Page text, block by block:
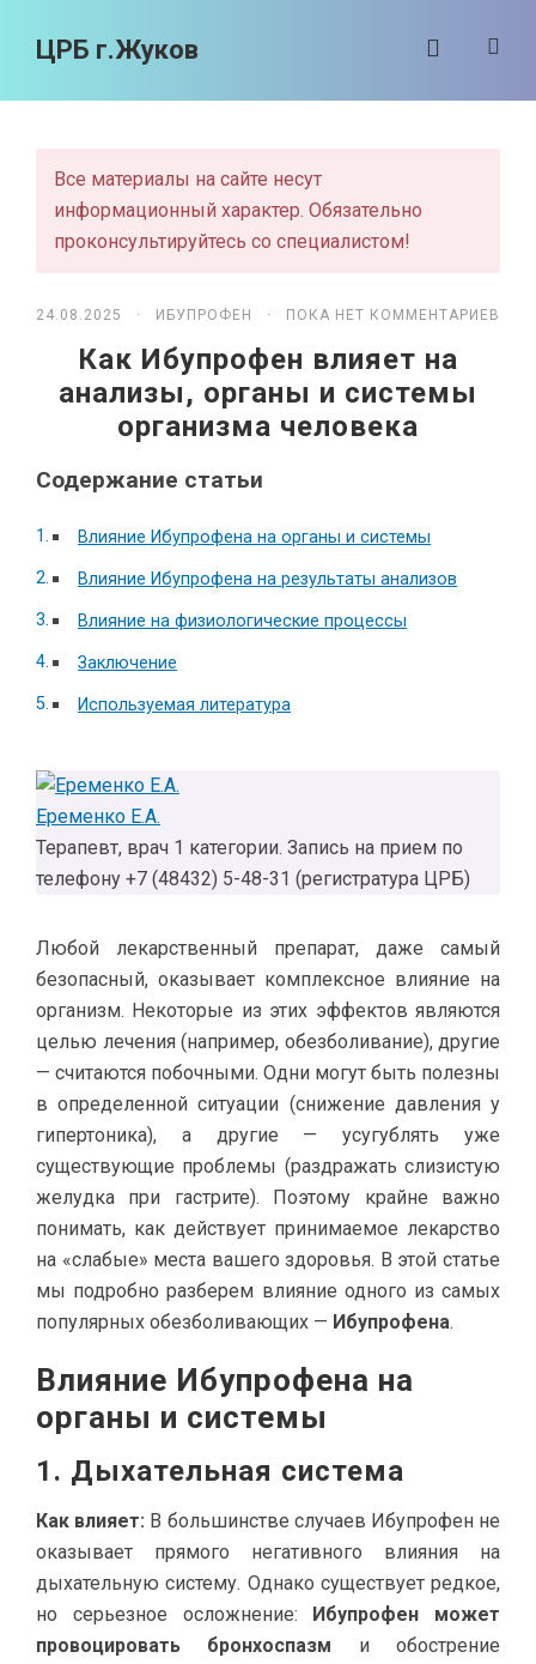
ЦРБ г.Жуков
Все материалы на сайте несут
информационный характер. Обязательно
проконсультируйтесь со специалистом!
24.08.2025 · ИБУПРОФЕН · ПОКА НЕТ КОММЕНТАРИЕВ
Как Ибупрофен влияет на
анализы, органы и системы
организма человека
Содержание статьи
Влияние Ибупрофена на органы и системы
Влияние Ибупрофена на результаты анализов
Влияние на физиологические процессы
Заключение
Используемая литература
Еременко Е.А.
Терапевт, врач 1 категории. Запись на прием по
телефону +7 (48432) 5-48-31 (регистратура ЦРБ)
Любой лекарственный препарат, даже самый
безопасный, оказывает комплексное влияние на
организм. Некоторые из этих эффектов являются
целью лечения (например, обезболивание), другие
— считаются побочными. Одни могут быть полезны
в определенной ситуации (снижение давления у
гипертоника), а другие — усугублять уже
существующие проблемы (раздражать слизистую
желудка при гастрите). Поэтому крайне важно
понимать, как действует принимаемое лекарство
на «слабые» места вашего здоровья. В этой статье
мы подробно разберем влияние одного из самых
популярных обезболивающих — Ибупрофена.
Влияние Ибупрофена на
органы и системы
1. Дыхательная система
Как влияет: В большинстве случаев Ибупрофен не
оказывает прямого негативного влияния на
дыхательную систему. Однако существует редкое,
но серьезное осложнение: Ибупрофен может
провоцировать бронхоспазм и обострение